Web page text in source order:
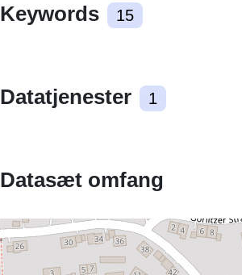
Keywords 15
Datatjenester 1
Datasæt omfang